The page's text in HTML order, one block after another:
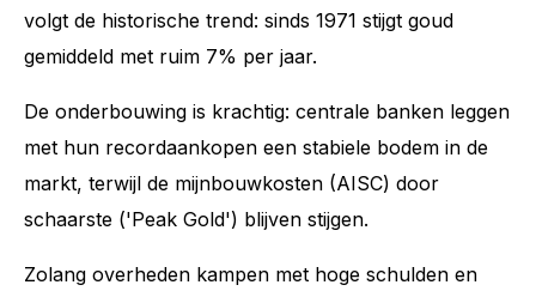
volgt de historische trend: sinds 1971 stijgt goud
gemiddeld met ruim 7% per jaar.
De onderbouwing is krachtig: centrale banken leggen
met hun recordaankopen een stabiele bodem in de
markt, terwijl de mijnbouwkosten (AISC) door
schaarste ('Peak Gold') blijven stijgen.
Zolang overheden kampen met hoge schulden en